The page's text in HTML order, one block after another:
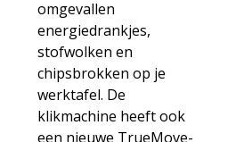
omgevallen
energiedrankjes,
stofwolken en
chipsbrokken op je
werktafel. De
klikmachine heeft ook
een nieuwe TrueMove-